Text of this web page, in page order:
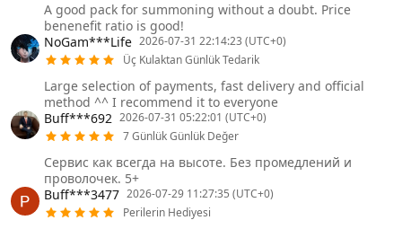
A good pack for summoning without a doubt. Price
benenefit ratio is good!
NoGam***Life 2026-07-31 22:14:23 (UTC+0)
Üç Kulaktan Günlük Tedarik
Large selection of payments, fast delivery and official
method ^^ I recommend it to everyone
Buff***692 2026-07-31 05:22:01 (UTC+0)
7 Günlük Günlük Değer
Сервис как всегда на высоте. Без промедлений и
проволочек. 5+
Buff***3477 2026-07-29 11:27:35 (UTC+0)
Perilerin Hediyesi